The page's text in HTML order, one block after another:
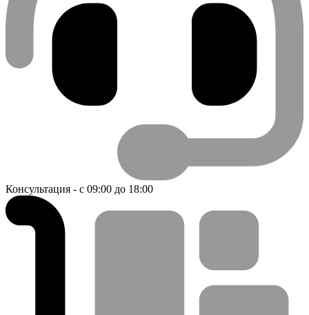
Консультация - с 09:00 до 18:00